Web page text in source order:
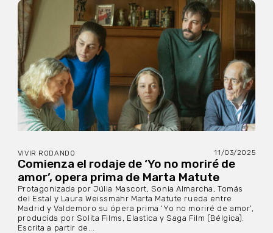
VIVIR RODANDO 11/03/2025
Comienza el rodaje de ‘Yo no moriré de
amor’, opera prima de Marta Matute
Protagonizada por Júlia Mascort, Sonia Almarcha, Tomás
del Estal y Laura Weissmahr Marta Matute rueda entre
Madrid y Valdemoro su ópera prima ‘Yo no moriré de amor’,
producida por Solita Films, Elastica y Saga Film (Bélgica).
Escrita a partir de...